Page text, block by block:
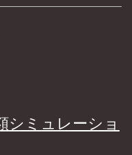
シミュレーショ